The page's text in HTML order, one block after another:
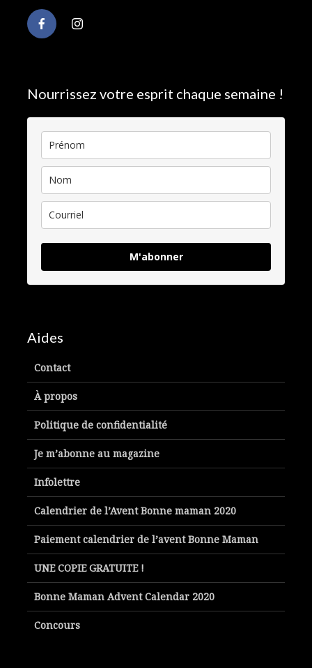
Nourrissez votre esprit chaque semaine !
M'abonner
Aides
Contact
À propos
Politique de confidentialité
Je m’abonne au magazine
Infolettre
Calendrier de l’Avent Bonne maman 2020
Paiement calendrier de l’avent Bonne Maman
UNE COPIE GRATUITE !
Bonne Maman Advent Calendar 2020
Concours